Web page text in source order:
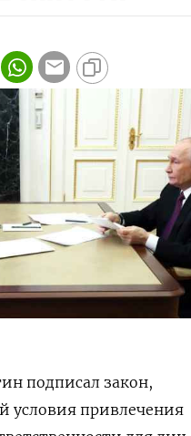
подписал закон,
условия привлечения